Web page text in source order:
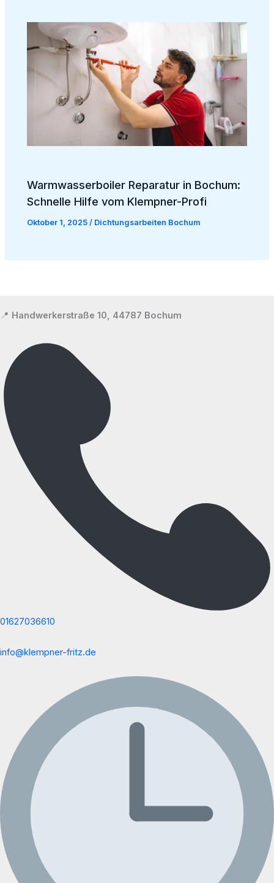
Warmwasserboiler Reparatur in Bochum:
Schnelle Hilfe vom Klempner-Profi
Oktober 1, 2025/ Dichtungsarbeiten Bochum
📍 Handwerkerstraße 10, 44787 Bochum
01627036610
info@klempner-fritz.de